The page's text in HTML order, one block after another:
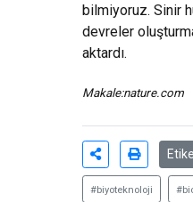
bilmiyoruz. Sinir
devreler
aktardı.
Makale:nature.com
#biyoteknoloji